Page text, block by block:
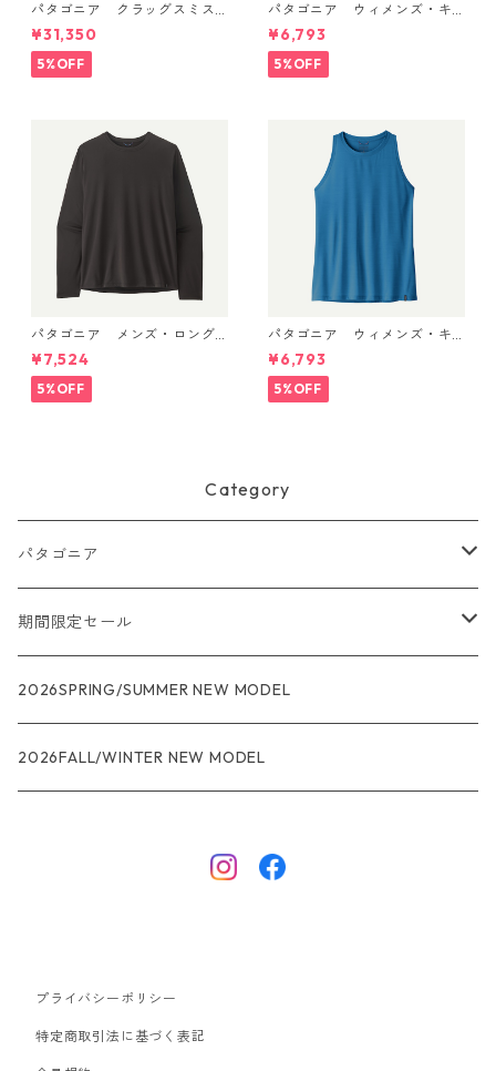
パタゴニア クラッグスミス
パック 45L ブラック 48066 P
atagonia Cragsmith Pack 日
本正規品
¥31,350
5%OFF
パタゴニア ウィメンズ・キ
ャプリーン・クール・ウルト
ラ・タンク Pumice - Dyno W
hite X-Dye 44740 日本正規
品
¥6,793
5%OFF
パタゴニア メンズ・ロング
スリーブ・キャプリーン・ク
ール・デイリー・シャツ Black
¥7,524
5%OFF
パタゴニア ウィメンズ・キ
ャプリーン・クール・ウルト
ラ・タンク Aquatic Blue - Li
ght Aquatic Blue X-Dye 447
40 日本正規品
¥6,793
5%OFF
Category
パタゴニア
メンズ
R1
R1エア
ウィメンズ
R1
ジャケット・アウター
ボードショーツ
期間限定セール
★★★
レインウェアー
2026SPRING/SUMMER NEW MODEL
2026FALL/WINTER NEW MODEL
プライバシーポリシー
特定商取引法に基づく表記